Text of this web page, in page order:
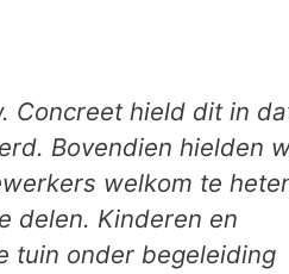
Concreet hield dit in
Bovendien hielden
welkom te
delen. Kinderen en
tuin onder begeleiding